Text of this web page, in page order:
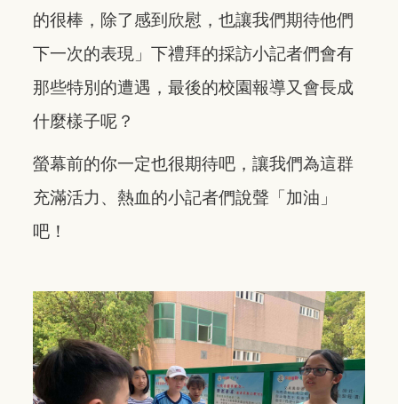
的很棒，除了感到欣慰，也讓我們期待他們
下一次的表現」下禮拜的採訪小記者們會有
那些特別的遭遇，最後的校園報導又會長成
什麼樣子呢？
螢幕前的你一定也很期待吧，讓我們為這群
充滿活力、熱血的小記者們說聲「加油」
吧！